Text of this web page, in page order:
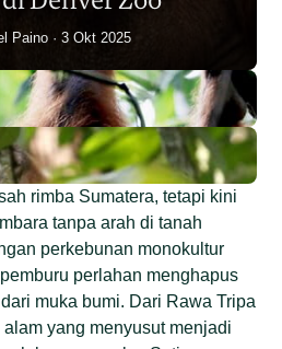
Paino 3 Okt 2025
rimba Sumatera, tetapi kini
tanpa arah di tanah
perkebunan monokultur
perlahan menghapus
muka bumi. Dari Rawa Tripa
yang menyusut menjadi